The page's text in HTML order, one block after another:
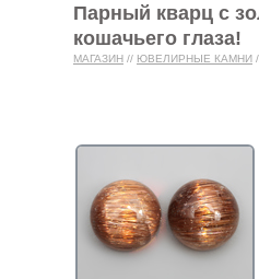
Парный кварц с
кошачьего глаза!
МАГАЗИН // ЮВЕЛИРНЫЕ КАМНИ